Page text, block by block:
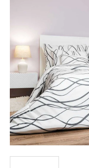
5
hvězdiček.